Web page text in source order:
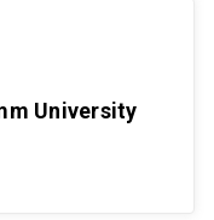
University